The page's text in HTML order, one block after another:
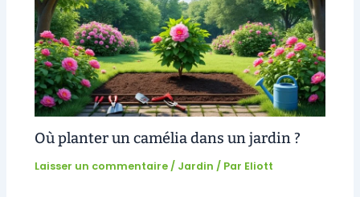
Où planter un camélia dans un jardin ?
Laisser un commentaire / Jardin / Par Eliott